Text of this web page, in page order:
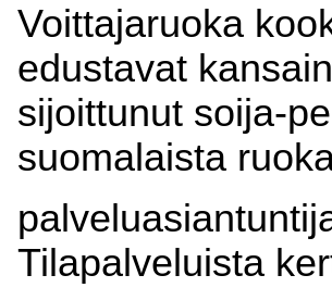
Voittajaruoka
edustavat
sijoittunut soija-
suomalaista
Tilapalveluista